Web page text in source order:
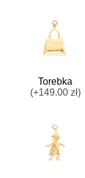
Torebka
(+149.00 zł)